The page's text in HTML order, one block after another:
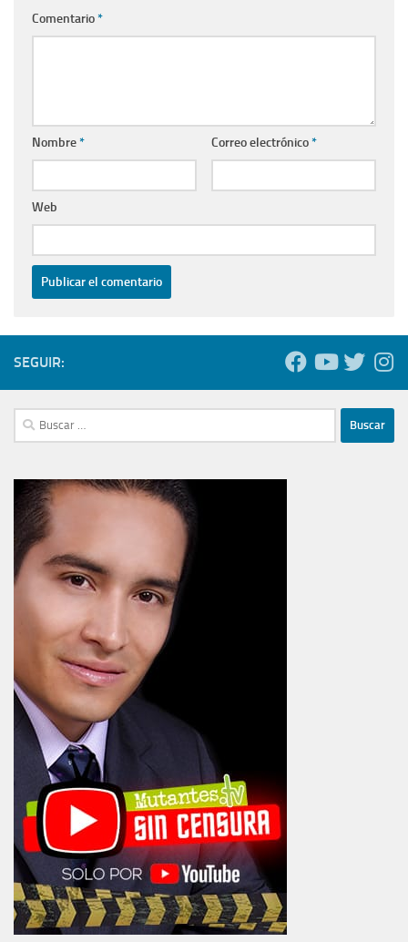
Comentario*
Nombre* Correo electrónico*
Web
SEGUIR:
Buscar: